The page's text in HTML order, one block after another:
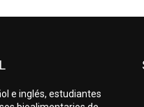
e inglés, estudiantes